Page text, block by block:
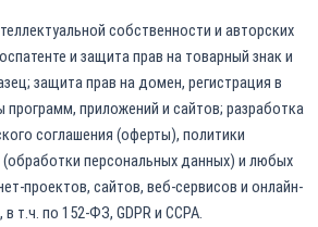
собственности и авторских
и защита прав на товарный знак и
защита прав на домен, регистрация в
приложений и сайтов; разработка
соглашения (оферты), политики
персональных данных) и любых
проектов, сайтов, веб-сервисов и онлайн-
в т.ч. по 152-ФЗ, GDPR и CCPA.